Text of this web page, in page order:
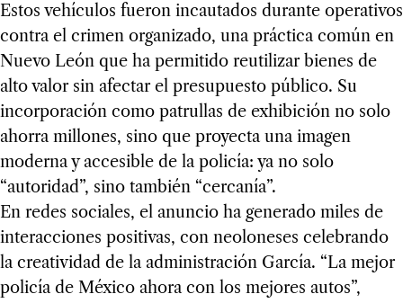
Estos vehículos fueron incautados durante operativos
contra el crimen organizado, una práctica común en
Nuevo León que ha permitido reutilizar bienes de
alto valor sin afectar el presupuesto público. Su
incorporación como patrullas de exhibición no solo
ahorra millones, sino que proyecta una imagen
moderna y accesible de la policía: ya no solo
“autoridad”, sino también “cercanía”.
En redes sociales, el anuncio ha generado miles de
interacciones positivas, con neoloneses celebrando
la creatividad de la administración García. “La mejor
policía de México ahora con los mejores autos”,